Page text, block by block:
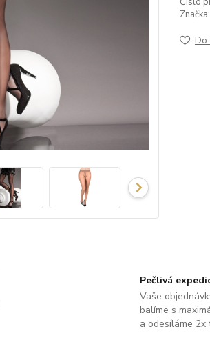
Značka:
Do
Pečlivá
Vaše
balíme s
a odesíláme 2x